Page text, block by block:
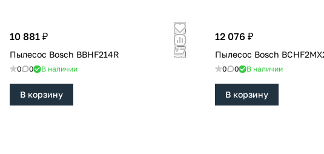
10 881 ₽
Пылесос Bosch BBHF214R
0 0 В наличии
В корзину
12 076 ₽
Пылесос Bosch
0 0 В наличии
В корзину